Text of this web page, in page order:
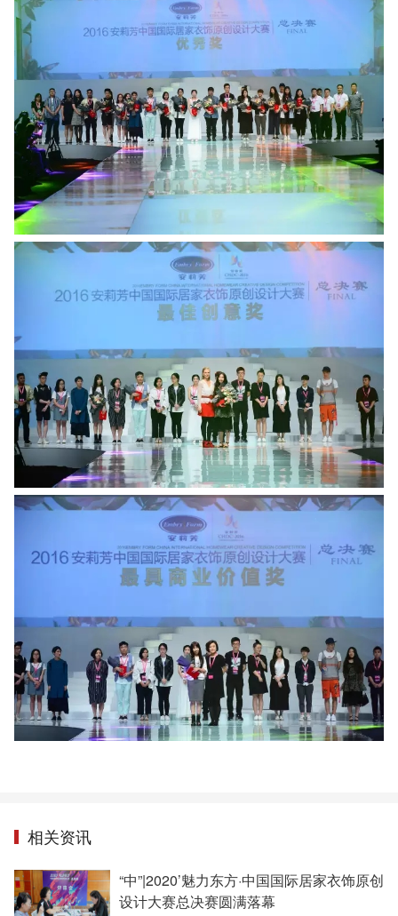
相关资讯
“中”|2020’魅力东方·中国国际居家衣饰原创
设计大赛总决赛圆满落幕